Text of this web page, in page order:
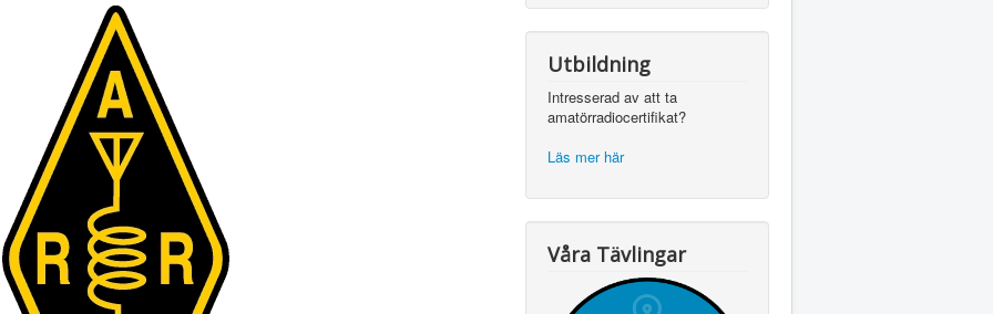
Utbildning
Intresserad av att ta
amatörradiocertifikat?
Läs mer här
Våra Tävlingar